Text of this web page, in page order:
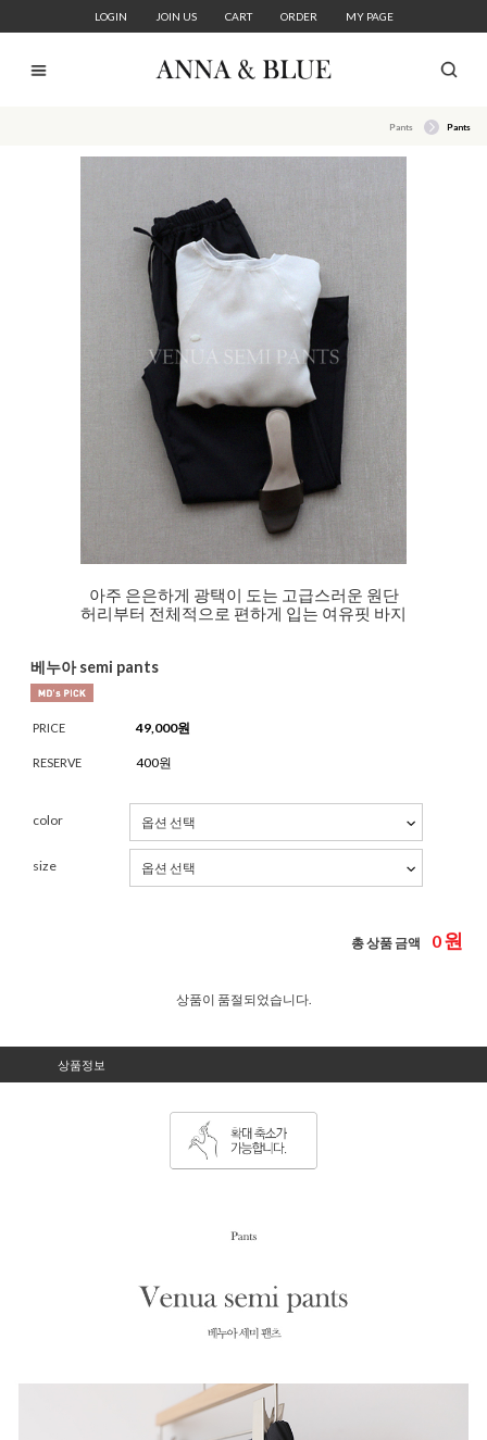
LOGIN JOIN US CART ORDER MY PAGE
Pants Pants
아주 은은하게 광택이 도는 고급스러운 원단
허리부터 전체적으로 편하게 입는 여유핏 바지
베누아 semi pants
PRICE 49,000원
RESERVE 400원
color
size
총 상품 금액 0원
상품이 품절되었습니다.
상품정보